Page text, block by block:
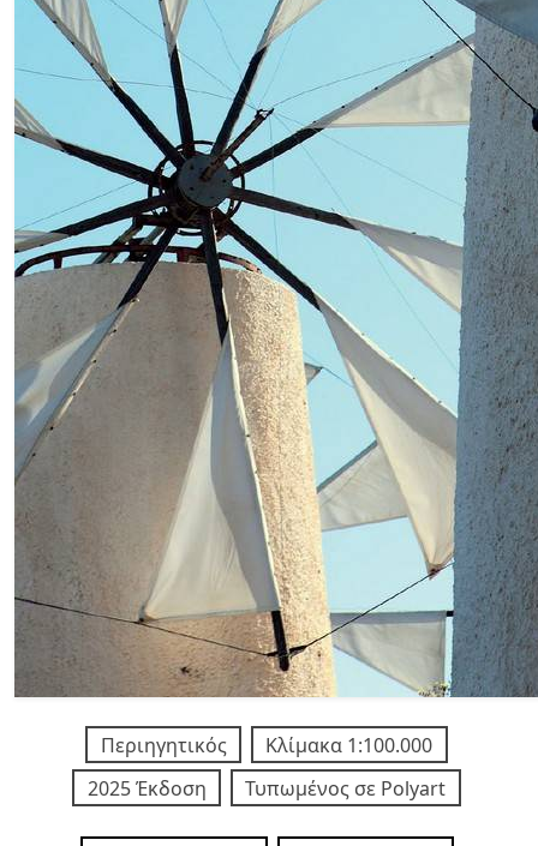
Περιηγητικός
Κλίμακα 1:100.000
2025 Έκδοση
Τυπωμένος σε Polyart